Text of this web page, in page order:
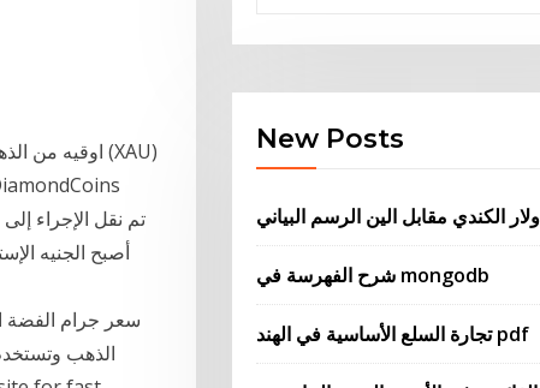
أصبح الجنيه
سعر جرام الفضة
الذهب
New Posts
الكندي مقابل الين الرسم البياني
شرح الفهرسة في mongodb
تجارة السلع الأساسية في الهند pdf